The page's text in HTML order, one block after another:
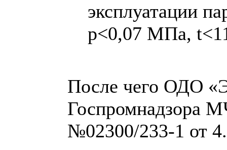
эксплуатации
p<0,07 МПа,
После чего ОДО
Госпромнадзора
№02300/233-1 от